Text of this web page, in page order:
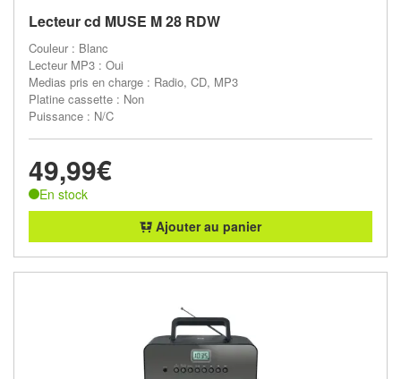
Lecteur cd MUSE M 28 RDW
Couleur : Blanc
Lecteur MP3 : Oui
Medias pris en charge : Radio, CD, MP3
Platine cassette : Non
Puissance : N/C
49,99€
En stock
Ajouter au panier